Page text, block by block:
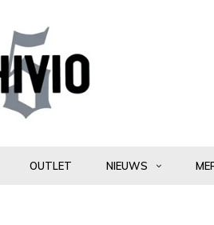
OUTLET NIEUWS